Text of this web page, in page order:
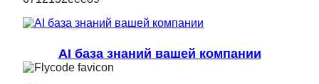
AI база знаний вашей компании